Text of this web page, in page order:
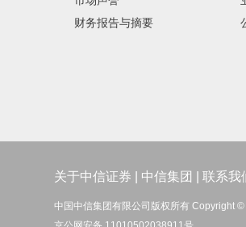
财务报告与摘要
关于中信证券 中信集团 |联系我
中国中信集团有限公司版权所有 Copyright